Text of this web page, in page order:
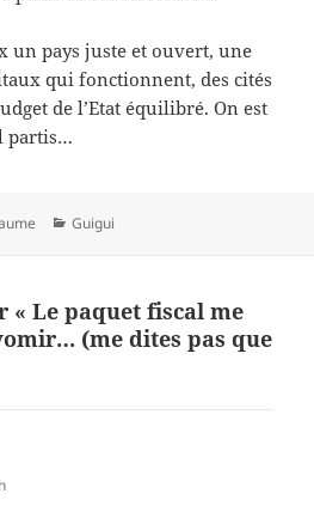
un pays juste et ouvert, une
qui fonctionnent, des cités
de l’Etat équilibré. On est
partis…
Catégories
Guigui
« Le paquet fiscal me
(me dites pas que